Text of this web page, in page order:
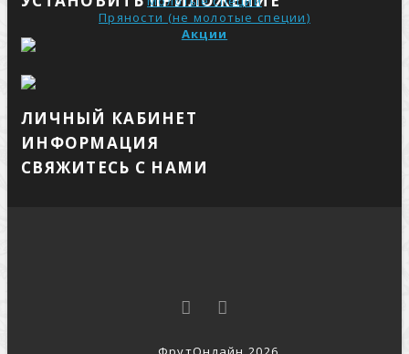
Пряности (не молотые специи)
Акции
ЛИЧНЫЙ КАБИНЕТ
ИНФОРМАЦИЯ
СВЯЖИТЕСЬ С НАМИ